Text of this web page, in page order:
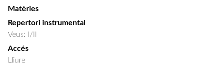
Matèries
Repertori instrumental
Veus: I/II
Accés
Lliure